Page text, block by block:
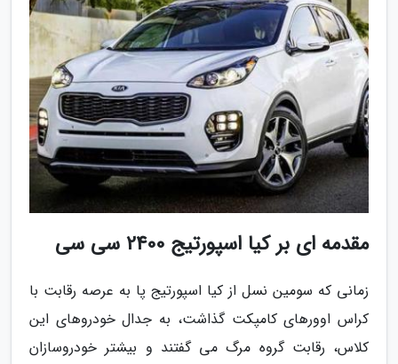
مقدمه ای بر کیا اسپورتیج 2400 سی سی
زمانی که سومین نسل از کیا اسپورتیج پا به عرصه رقابت با
کراس اوورهای کامپکت گذاشت، به جدال خودروهای این
کلاس، رقابت گروه مرگ می گفتند و بیشتر خودروسازان